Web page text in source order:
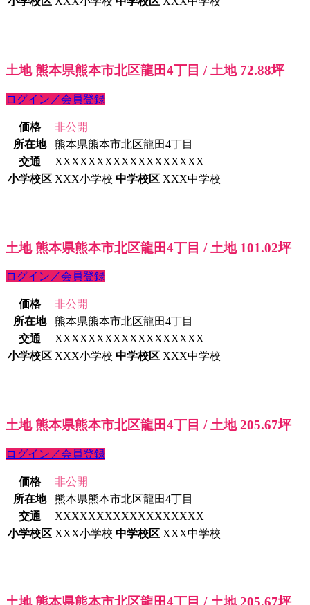
土地 熊本県熊本市北区龍田4丁目 / 土地 72.88坪
ログイン／会員登録
価格
非公開
所在地
熊本県熊本市北区龍田4丁目
交通
XXXXXXXXXXXXXXXXXX
小学校区 XXX小学校 中学校区 XXX中学校
土地 熊本県熊本市北区龍田4丁目 / 土地 101.02坪
ログイン／会員登録
価格
非公開
所在地
熊本県熊本市北区龍田4丁目
交通
XXXXXXXXXXXXXXXXXX
小学校区 XXX小学校 中学校区 XXX中学校
土地 熊本県熊本市北区龍田4丁目 / 土地 205.67坪
ログイン／会員登録
価格
非公開
所在地
熊本県熊本市北区龍田4丁目
交通
XXXXXXXXXXXXXXXXXX
小学校区 XXX小学校 中学校区 XXX中学校